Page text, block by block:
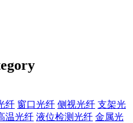
纤 窗口光纤 侧视光纤 支架光
温光纤 液位检测光纤 金属光